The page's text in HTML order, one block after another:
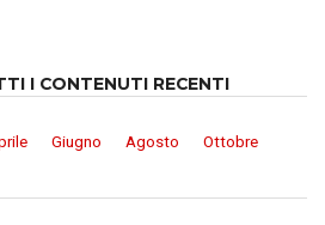
I CONTENUTI RECENTI
Giugno Agosto
Ottobre